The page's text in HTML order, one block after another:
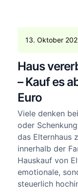
13. Oktober
Haus
– Kauf es
Euro
Viele denken
oder
das Elternhaus
innerhalb der
Hauskauf von
emotionale,
steuerlich